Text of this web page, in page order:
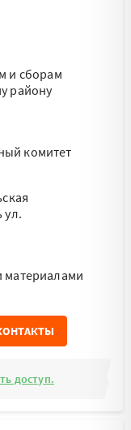
и сборам
району
комитет
ул.
материалами
доступ.